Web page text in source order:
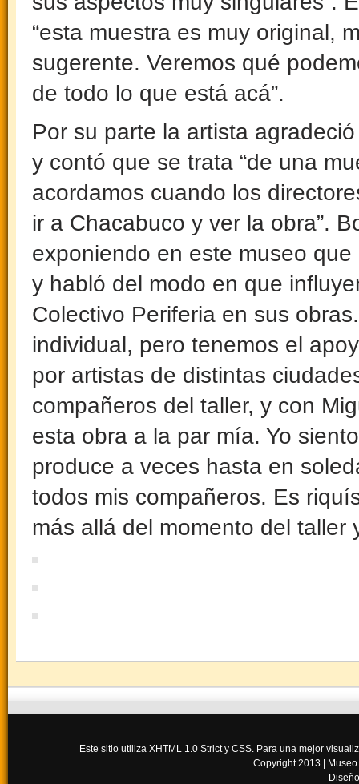
“esta muestra es muy original,
sugerente. Veremos qué
de todo lo que está acá”.
Por su parte la artista
y contó que se trata “de una
acordamos cuando los
ir a Chacabuco y ver la obra”.
exponiendo en este museo
y habló del modo en que
Colectivo Periferia en sus
individual, pero tenemos el
por artistas de distintas
compañeros del taller, y con
esta obra a la par mía. Yo
produce a veces hasta en
todos mis compañeros. Es
más allá del momento del taller
Este sitio utiliza XHTML 1.0 Strict y CSS. Para una mejor
Copyright 2013 |